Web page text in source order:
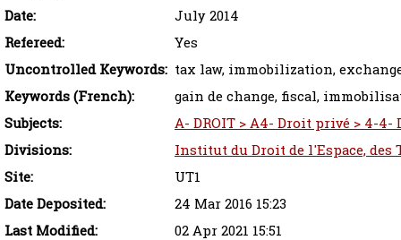
Date:
July 2014
Refereed:
Yes
Uncontrolled Keywords: tax law, immobilization,
Keywords (French):
gain de change, fiscal,
Subjects:
A- DROIT > A4- Droit privé > 4-4-
Divisions:
Institut du Droit de l'Espace, des
Site:
UT1
Date Deposited:
24 Mar 2016 15:23
Last Modified:
02 Apr 2021 15:51